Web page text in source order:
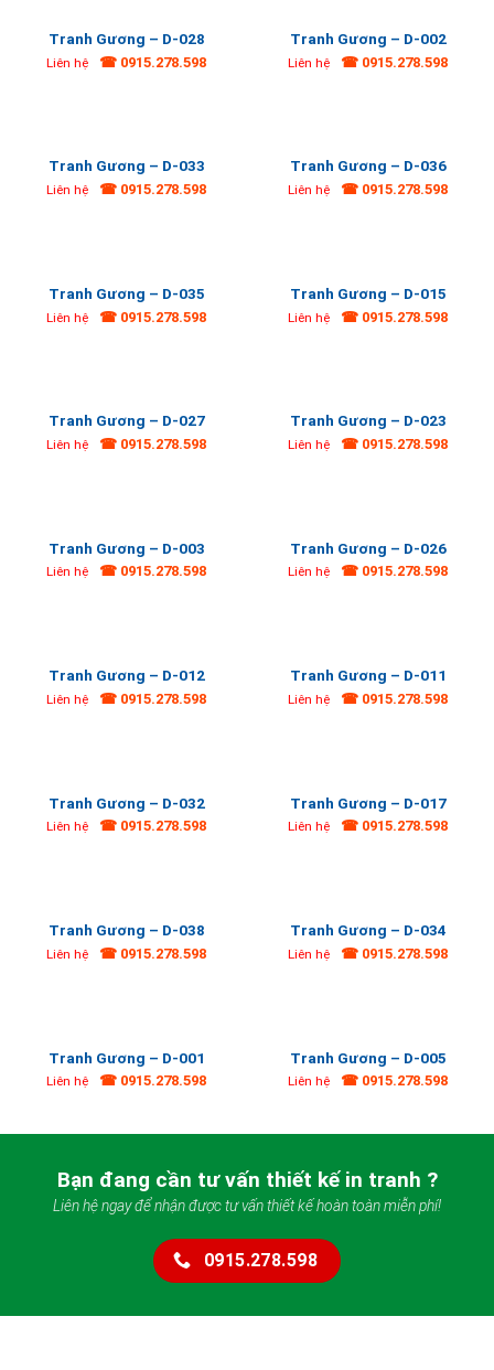
Tranh Gương – D-028
Liên hệ ☎ 0915.278.598
Tranh Gương – D-002
Liên hệ ☎ 0915.278.598
Tranh Gương – D-033
Liên hệ ☎ 0915.278.598
Tranh Gương – D-036
Liên hệ ☎ 0915.278.598
Tranh Gương – D-035
Liên hệ ☎ 0915.278.598
Tranh Gương – D-015
Liên hệ ☎ 0915.278.598
Tranh Gương – D-027
Liên hệ ☎ 0915.278.598
Tranh Gương – D-023
Liên hệ ☎ 0915.278.598
Tranh Gương – D-003
Liên hệ ☎ 0915.278.598
Tranh Gương – D-026
Liên hệ ☎ 0915.278.598
Tranh Gương – D-012
Liên hệ ☎ 0915.278.598
Tranh Gương – D-011
Liên hệ ☎ 0915.278.598
Tranh Gương – D-032
Liên hệ ☎ 0915.278.598
Tranh Gương – D-017
Liên hệ ☎ 0915.278.598
Tranh Gương – D-038
Liên hệ ☎ 0915.278.598
Tranh Gương – D-034
Liên hệ ☎ 0915.278.598
Tranh Gương – D-001
Liên hệ ☎ 0915.278.598
Tranh Gương – D-005
Liên hệ ☎ 0915.278.598
Bạn đang cần tư vấn thiết kế in tranh ?
Liên hệ ngay để nhận được tư vấn thiết kế hoàn toàn miễn phí!
0915.278.598